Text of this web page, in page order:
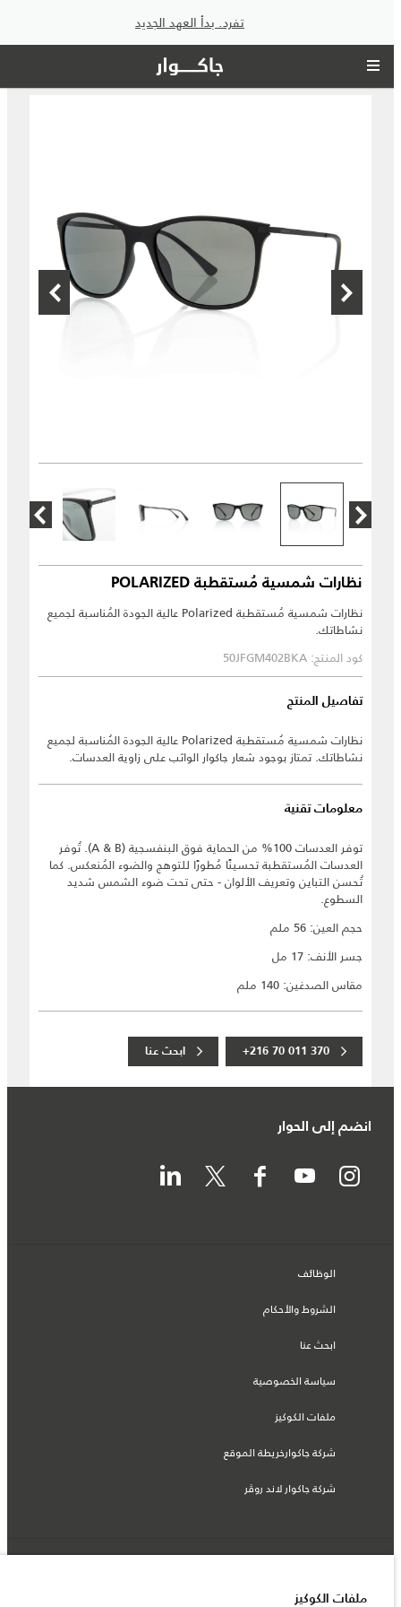
تفرد. بدأ العهد الجديد
نظارات شمسية مُستقطبة POLARIZED
نظارات شمسية مُستقطبة Polarized عالية الجودة المُناسبة لجميع
نشاطاتك.
كود المنتج: 50JFGM402BKA
تفاصيل المنتج
نظارات شمسية مُستقطبة Polarized عالية الجودة المُناسبة لجميع
نشاطاتك. تمتاز بوجود شعار جاكوار الواثب على زاوية العدسات.
معلومات تقنية
توفر العدسات 100% من الحماية فوق البنفسجية (A & B). تُوفر
العدسات المُستقطبة تحسينًا مُطورًا للتوهج والضوء المُنعكس. كما
تُحسن التباين وتعريف الألوان - حتى تحت ضوء الشمس شديد
السطوع.
حجم العين: 56 ملم
جسر الأنف: 17 مل
مقاس الصدغين: 140 ملم
+216 70 011 370 ابحث عنا
انضم إلى الحوار
الوظائف
الشروط والأحكام
ابحث عنا
سياسة الخصوصية
ملفات الكوكيز
شركة جاكوارخريطة الموقع
شركة جاكوار لاند روڤر
ملفات الكوكيز